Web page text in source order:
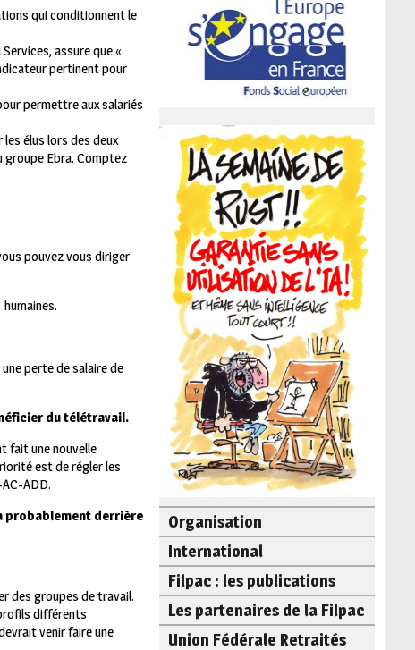
qui conditionnent le
assure que «
pertinent pour
permettre aux salariés
élus lors des deux
groupe Ebra. Comptez
pouvez vous diriger
perte de salaire de
du télétravail.
fait une nouvelle
est de régler les
ADD.
probablement derrière
des groupes de travail.
différents
venir faire une
Organisation
International
Filpac : les publications
Les partenaires de la Filpac
Union Fédérale Retraités